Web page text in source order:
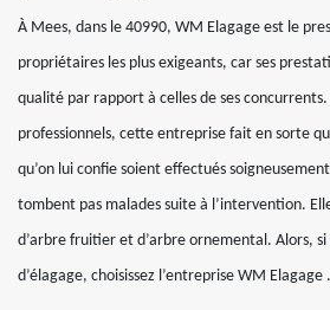
À Mees, dans le 40990, WM Elagage est le
propriétaires les plus exigeants, car ses
qualité par rapport à celles de ses concurrents.
professionnels, cette entreprise fait en sorte
qu’on lui confie soient effectués
tombent pas malades suite à l’intervention.
d’arbre fruitier et d’arbre ornemental. Alors,
d’élagage, choisissez l’entreprise WM Elagage .